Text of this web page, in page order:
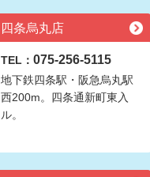
四条烏丸店
TEL： 075-256-5115
地下鉄四条駅・阪急烏丸駅
西200m。四条通新町東入
ル。